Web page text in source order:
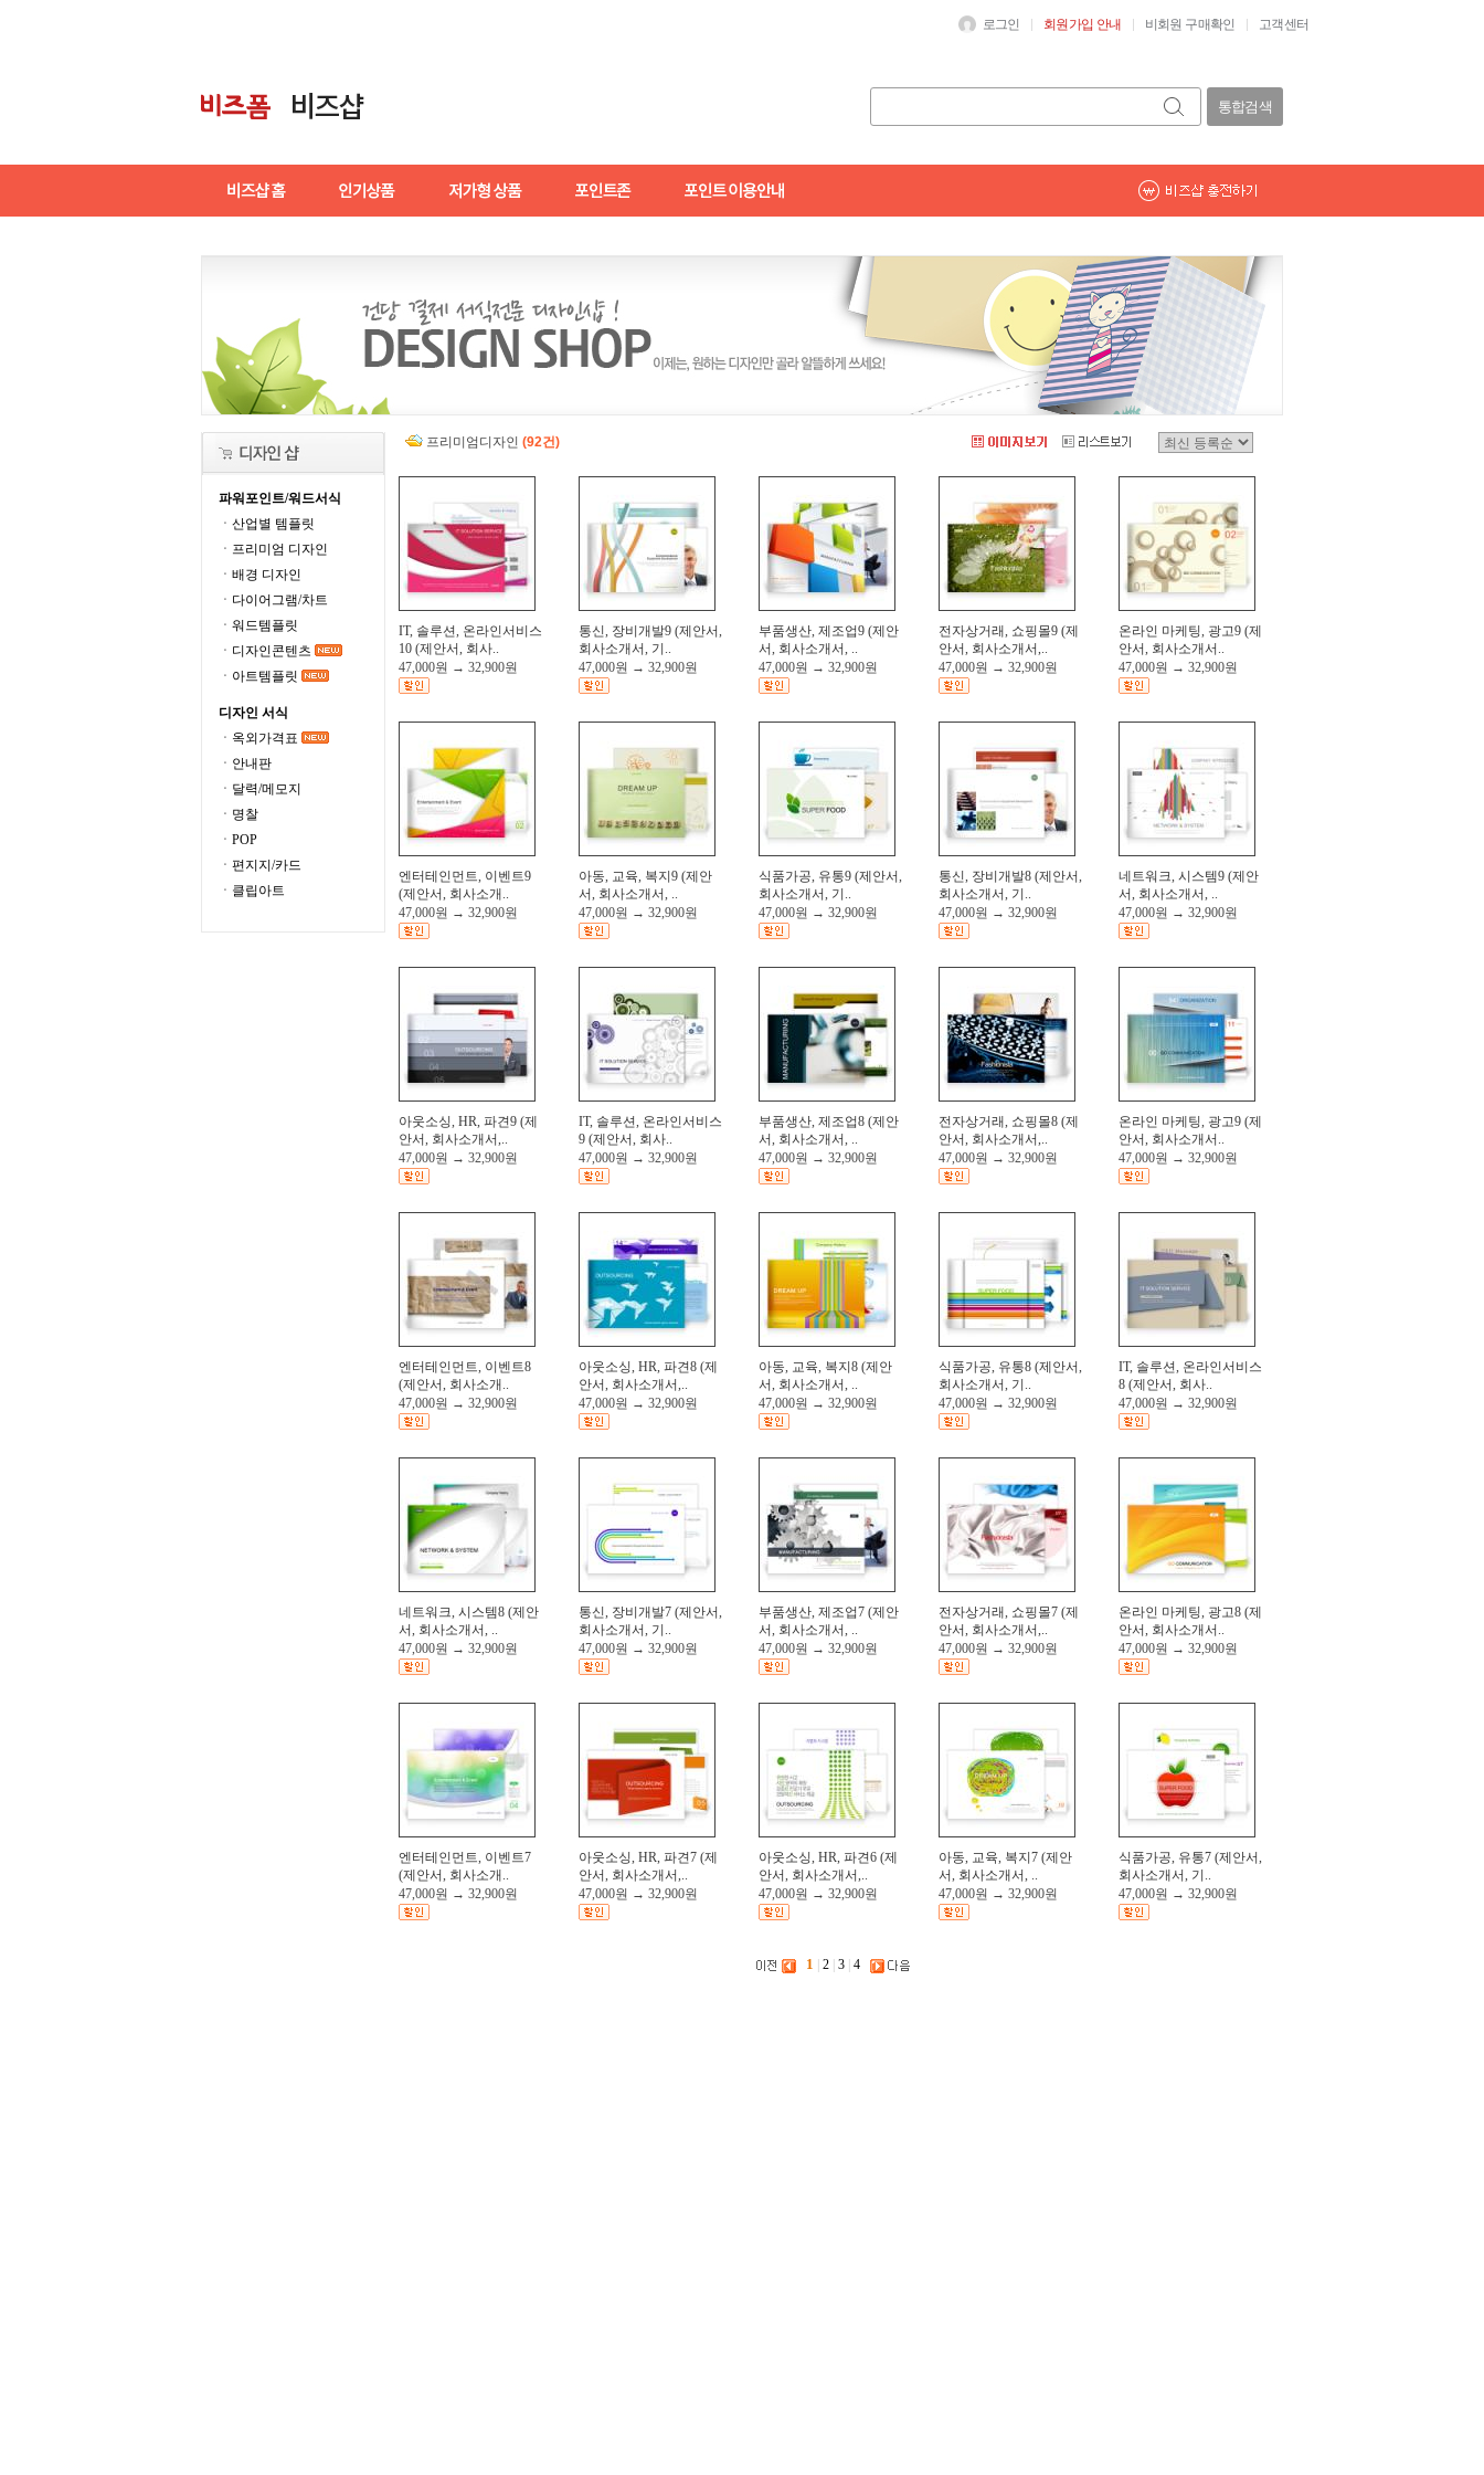
로그인 회원가입 안내 비회원 구매확인 고객센터
통합검색
파워포인트/워드서식
ㆍ산업별 템플릿
ㆍ프리미엄 디자인
ㆍ배경 디자인
ㆍ다이어그램/차트
ㆍ워드템플릿
ㆍ디자인콘텐츠
ㆍ아트템플릿
디자인 서식
ㆍ옥외가격표
ㆍ안내판
ㆍ달력/메모지
ㆍ명찰
ㆍPOP
ㆍ편지지/카드
ㆍ클립아트
프리미엄디자인 (92건)
IT, 솔루션, 온라인서비스
10 (제안서, 회사..
47,000원 → 32,900원
통신, 장비개발9 (제안서,
회사소개서, 기..
47,000원 → 32,900원
부품생산, 제조업9 (제안
서, 회사소개서, ..
47,000원 → 32,900원
전자상거래, 쇼핑몰9 (제
안서, 회사소개서,..
47,000원 → 32,900원
온라인 마케팅, 광고9 (제
안서, 회사소개서..
47,000원 → 32,900원
엔터테인먼트, 이벤트9
(제안서, 회사소개..
47,000원 → 32,900원
아동, 교육, 복지9 (제안
서, 회사소개서, ..
47,000원 → 32,900원
식품가공, 유통9 (제안서,
회사소개서, 기..
47,000원 → 32,900원
통신, 장비개발8 (제안서,
회사소개서, 기..
47,000원 → 32,900원
네트워크, 시스템9 (제안
서, 회사소개서, ..
47,000원 → 32,900원
아웃소싱, HR, 파견9 (제
안서, 회사소개서,..
47,000원 → 32,900원
IT, 솔루션, 온라인서비스
9 (제안서, 회사..
47,000원 → 32,900원
부품생산, 제조업8 (제안
서, 회사소개서, ..
47,000원 → 32,900원
전자상거래, 쇼핑몰8 (제
안서, 회사소개서,..
47,000원 → 32,900원
온라인 마케팅, 광고9 (제
안서, 회사소개서..
47,000원 → 32,900원
엔터테인먼트, 이벤트8
(제안서, 회사소개..
47,000원 → 32,900원
아웃소싱, HR, 파견8 (제
안서, 회사소개서,..
47,000원 → 32,900원
아동, 교육, 복지8 (제안
서, 회사소개서, ..
47,000원 → 32,900원
식품가공, 유통8 (제안서,
회사소개서, 기..
47,000원 → 32,900원
IT, 솔루션, 온라인서비스
8 (제안서, 회사..
47,000원 → 32,900원
네트워크, 시스템8 (제안
서, 회사소개서, ..
47,000원 → 32,900원
통신, 장비개발7 (제안서,
회사소개서, 기..
47,000원 → 32,900원
부품생산, 제조업7 (제안
서, 회사소개서, ..
47,000원 → 32,900원
전자상거래, 쇼핑몰7 (제
안서, 회사소개서,..
47,000원 → 32,900원
온라인 마케팅, 광고8 (제
안서, 회사소개서..
47,000원 → 32,900원
엔터테인먼트, 이벤트7
(제안서, 회사소개..
47,000원 → 32,900원
아웃소싱, HR, 파견7 (제
안서, 회사소개서,..
47,000원 → 32,900원
아웃소싱, HR, 파견6 (제
안서, 회사소개서,..
47,000원 → 32,900원
아동, 교육, 복지7 (제안
서, 회사소개서, ..
47,000원 → 32,900원
식품가공, 유통7 (제안서,
회사소개서, 기..
47,000원 → 32,900원
1 2 3 4